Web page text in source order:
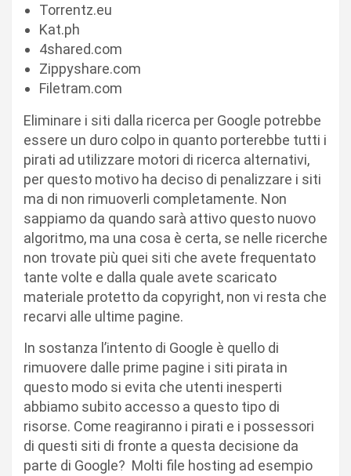
Torrentz.eu
Kat.ph
4shared.com
Zippyshare.com
Filetram.com
Eliminare i siti dalla ricerca per Google potrebbe
essere un duro colpo in quanto porterebbe tutti i
pirati ad utilizzare motori di ricerca alternativi,
per questo motivo ha deciso di penalizzare i siti
ma di non rimuoverli completamente. Non
sappiamo da quando sarà attivo questo nuovo
algoritmo, ma una cosa è certa, se nelle ricerche
non trovate più quei siti che avete frequentato
tante volte e dalla quale avete scaricato
materiale protetto da copyright, non vi resta che
recarvi alle ultime pagine.
In sostanza l’intento di Google è quello di
rimuovere dalle prime pagine i siti pirata in
questo modo si evita che utenti inesperti
abbiamo subito accesso a questo tipo di
risorse. Come reagiranno i pirati e i possessori
di questi siti di fronte a questa decisione da
parte di Google? Molti file hosting ad esempio